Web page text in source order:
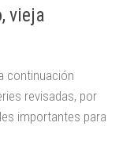
vieja
continuación
revisadas, por
importantes para